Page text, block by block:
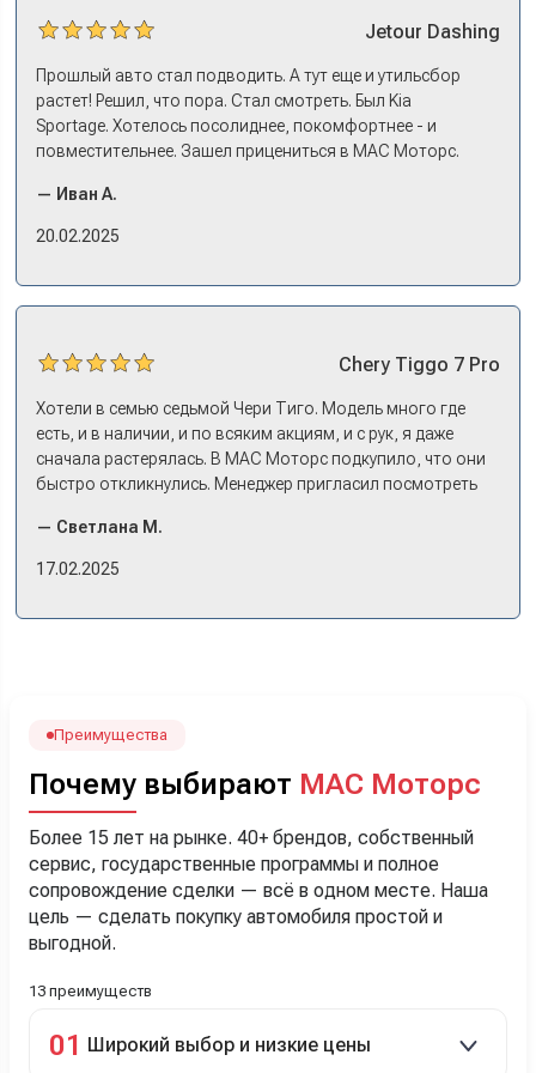
Jetour Dashing
Прошлый авто стал подводить. А тут еще и утильсбор
растет! Решил, что пора. Стал смотреть. Был Kia
Sportage. Хотелось посолиднее, покомфортнее - и
повместительнее. Зашел прицениться в МАС Моторс.
и прям мое! Даже не скажешь, что «китаец». Прям не
вылезая из него и порешали. Спортэйдж в трейд-ин
— Иван А.
20.02.2025
Chery Tiggo 7 Pro
Хотели в семью седьмой Чери Тиго. Модель много где
есть, и в наличии, и по всяким акциям, и с рук, я даже
сначала растерялась. В МАС Моторс подкупило, что они
быстро откликнулись. Менеджер пригласил посмотреть
примериться. Нам тут недалеко, пришли в салон - и в тот
же день купили машину! Неожиданно, но довольны! Все
менеджеру Сергею, профессионал своего дела!
— Светлана М.
17.02.2025
Преимущества
Почему выбирают МАС Моторс
Более 15 лет на рынке. 40+ брендов, собственный
сервис, государственные программы и полное
сопровождение сделки — всё в одном месте. Наша
цель — сделать покупку автомобиля простой и
выгодной.
13 преимуществ
01 Широкий выбор и низкие цены